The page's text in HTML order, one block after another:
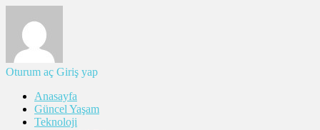
Oturum aç Giriş yap
Anasayfa
Güncel Yaşam
Teknoloji